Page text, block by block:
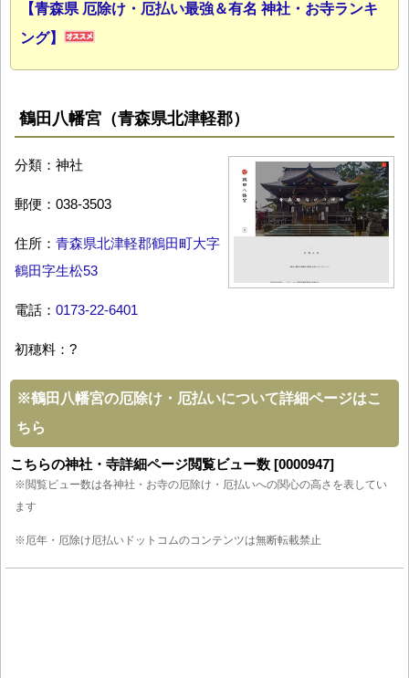
【青森県 厄除け・厄払い最強＆有名 神社・お寺ランキ
ング】
鶴田八幡宮（青森県北津軽郡）
分類：神社
郵便：038-3503
住所： 青森県北津軽郡鶴田町大字
鶴田字生松53
電話： 0173-22-6401
初穂料：?
※鶴田八幡宮の厄除け・厄払いについて詳細ページはこ
ちら
こちらの神社・寺詳細ページ閲覧ビュー数 [0000947]
※閲覧ビュー数は各神社・お寺の厄除け・厄払いへの関心の高さを表してい
ます
※厄年・厄除け厄払いドットコムのコンテンツは無断転載禁止